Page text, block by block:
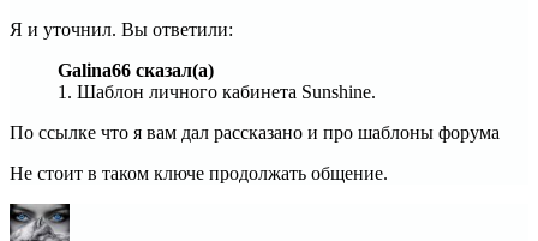
Я и уточнил. Вы ответили:
Galina66 сказал(а)
1. Шаблон личного кабинета Sunshine.
По ссылке что я вам дал рассказано и про шаблоны форума
Не стоит в таком ключе продолжать общение.